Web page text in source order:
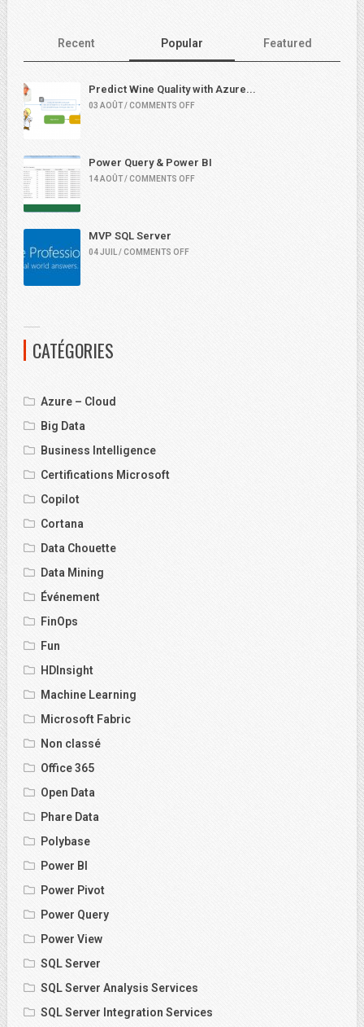
Recent Popular Featured
Predict Wine Quality with Azure...
03 AOÛT / COMMENTS OFF
Power Query & Power BI
14 AOÛT / COMMENTS OFF
MVP SQL Server
04 JUIL / COMMENTS OFF
CATÉGORIES
Azure – Cloud
Big Data
Business Intelligence
Certifications Microsoft
Copilot
Cortana
Data Chouette
Data Mining
Événement
FinOps
Fun
HDInsight
Machine Learning
Microsoft Fabric
Non classé
Office 365
Open Data
Phare Data
Polybase
Power BI
Power Pivot
Power Query
Power View
SQL Server
SQL Server Analysis Services
SQL Server Integration Services